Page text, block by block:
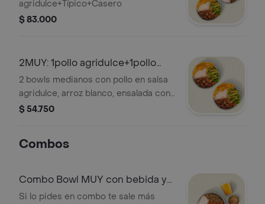
agridulce+Típico+Casero
$ 83.000
2MUY: 1pollo agridulce+1pollo
agridulce
2 bowls medianos con pollo en salsa
agridulce, arroz blanco, ensalada con
lechuga y tomate, maíz, salsa MUY y
$ 54.750
Combos
Combo Bowl MUY con bebida y
postre
Si lo pides en combo te sale más